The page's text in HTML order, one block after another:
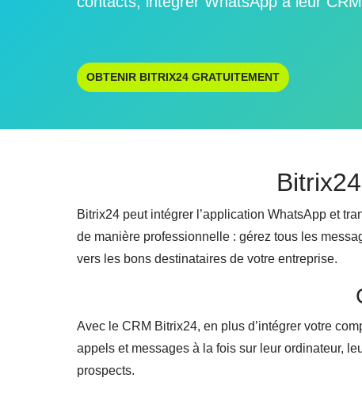
OBTENIR BITRIX24 GRATUITEMENT
Bitrix24 peut intégrer l’application WhatsApp et
de manière professionnelle : gérez tous les
vers les bons destinataires de votre entreprise.
Avec le CRM Bitrix24, en plus d’intégrer votre
appels et messages à la fois sur leur ordinateur,
prospects.